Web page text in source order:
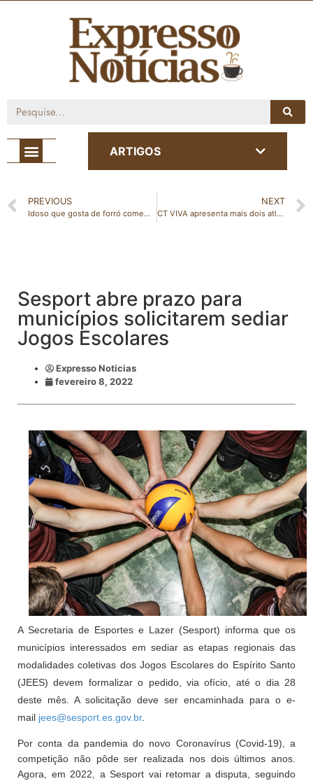
ARTIGOS
PREVIOUS
Idoso que gosta de forró comemora 121 anos com bolo temático: ‘O terror do INSS’
NEXT
CT VIVA apresenta mais dois atletas ao Boston City F.C.
Sesport abre prazo para
municípios solicitarem sediar
Jogos Escolares
Expresso Noticias
fevereiro 8, 2022
A Secretaria de Esportes e Lazer (Sesport) informa que os
municípios interessados em sediar as etapas regionais das
modalidades coletivas dos Jogos Escolares do Espírito Santo
(JEES) devem formalizar o pedido, via ofício, até o dia 28
deste mês. A solicitação deve ser encaminhada para o e-
mail jees@sesport.es.gov.br
Por conta da pandemia do novo Coronavírus (Covid-19), a
competição não pôde ser realizada nos dois últimos anos.
Agora, em 2022, a Sesport vai retomar a disputa, seguindo